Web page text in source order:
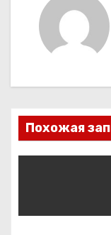
п
о
а
Похожая